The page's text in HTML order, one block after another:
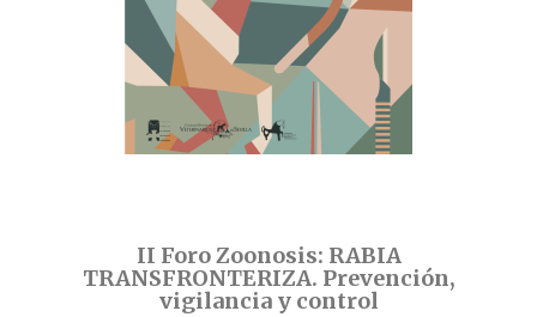
II Foro Zoonosis: RABIA
TRANSFRONTERIZA. Prevención,
vigilancia y control